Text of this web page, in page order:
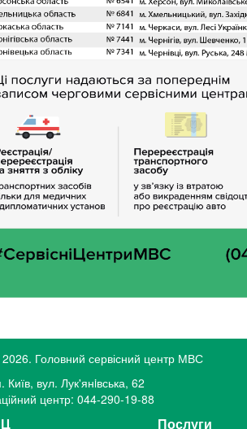
Головний сервісний центр МВС
Київ, вул. Лук'янiвська, 62
центр: 044-290-19-88
Послуги